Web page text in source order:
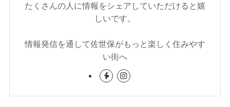
たくさんの人に情報をシェアしていただけると嬉
しいです。
情報発信を通して佐世保がもっと楽しく住みやす
い街へ